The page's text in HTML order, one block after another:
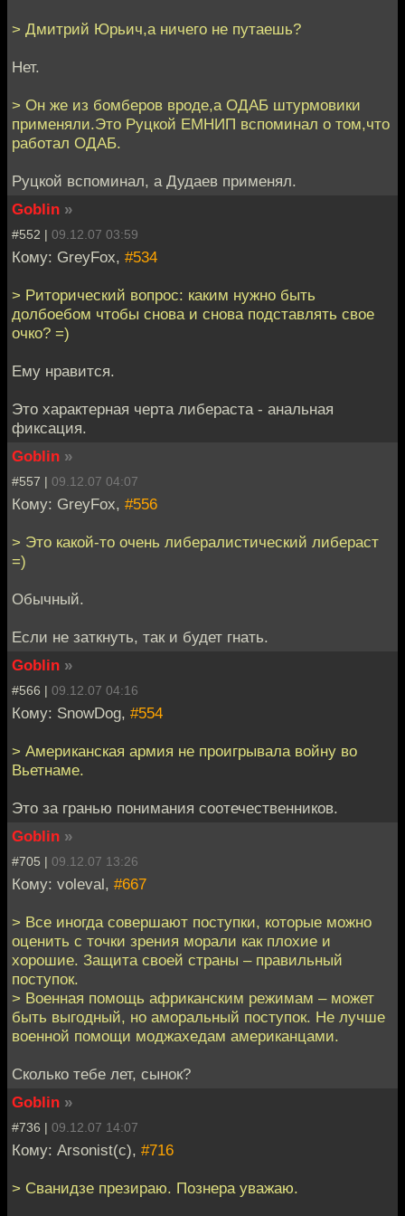
> Дмитрий Юрьич,а ничего не путаешь?
Нет.
> Он же из бомберов вроде,а ОДАБ штурмовики
применяли.Это Руцкой ЕМНИП вспоминал о том,что
работал ОДАБ.
Руцкой вспоминал, а Дудаев применял.
Goblin »
#552 | 09.12.07 03:59
Кому: GreyFox, #534
> Риторический вопрос: каким нужно быть
долбоебом чтобы снова и снова подставлять свое
очко? =)
Ему нравится.
Это характерная черта либераста - анальная
фиксация.
Goblin »
#557 | 09.12.07 04:07
Кому: GreyFox, #556
> Это какой-то очень либералистический либераст
=)
Обычный.
Если не заткнуть, так и будет гнать.
Goblin »
#566 | 09.12.07 04:16
Кому: SnowDog, #554
> Американская армия не проигрывала войну во
Вьетнаме.
Это за гранью понимания соотечественников.
Goblin »
#705 | 09.12.07 13:26
Кому: voleval, #667
> Все иногда совершают поступки, которые можно
оценить с точки зрения морали как плохие и
хорошие. Защита своей страны – правильный
поступок.
> Военная помощь африканским режимам – может
быть выгодный, но аморальный поступок. Не лучше
военной помощи моджахедам американцами.
Сколько тебе лет, сынок?
Goblin »
#736 | 09.12.07 14:07
Кому: Arsonist(c), #716
> Сванидзе презираю. Познера уважаю.